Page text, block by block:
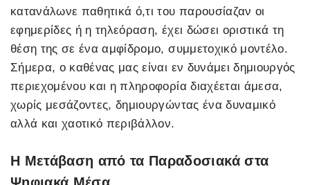
κατανάλωνε παθητικά ό,τι του παρουσίαζαν οι
εφημερίδες ή η τηλεόραση, έχει δώσει οριστικά τη
θέση της σε ένα αμφίδρομο, συμμετοχικό μοντέλο.
Σήμερα, ο καθένας μας είναι εν δυνάμει δημιουργός
περιεχομένου και η πληροφορία διαχέεται άμεσα,
χωρίς μεσάζοντες, δημιουργώντας ένα δυναμικό
αλλά και χαοτικό περιβάλλον.
Η Μετάβαση από τα Παραδοσιακά στα